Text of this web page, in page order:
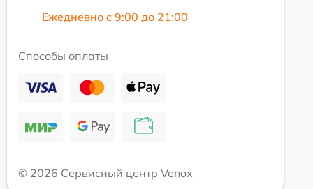
Ежедневно с 9:00 до 21:00
Способы оплаты
© 2026 Сервисный центр Venox